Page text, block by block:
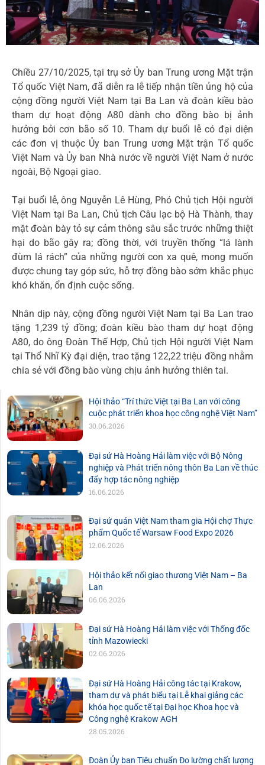
Chiều 27/10/2025, tại trụ sở Ủy ban Trung ương Mặt trận
Tổ quốc Việt Nam, đã diễn ra lễ tiếp nhận tiền ủng hộ của
cộng đồng người Việt Nam tại Ba Lan và đoàn kiều bào
tham dự hoạt động A80 dành cho đồng bào bị ảnh
hưởng bởi cơn bão số 10. Tham dự buổi lễ có đại diện
các đơn vị thuộc Ủy ban Trung ương Mặt trận Tổ quốc
Việt Nam và Ủy ban Nhà nước về người Việt Nam ở nước
ngoài, Bộ Ngoại giao.
Tại buổi lễ, ông Nguyễn Lê Hùng, Phó Chủ tịch Hội người
Việt Nam tại Ba Lan, Chủ tịch Câu lạc bộ Hà Thành, thay
mặt đoàn bày tỏ sự cảm thông sâu sắc trước những thiệt
hại do bão gây ra; đồng thời, với truyền thống “lá lành
đùm lá rách” của những người con xa quê, mong muốn
được chung tay góp sức, hỗ trợ đồng bào sớm khắc phục
khó khăn, ổn định cuộc sống.
Nhân dịp này, cộng đồng người Việt Nam tại Ba Lan trao
tặng 1,239 tỷ đồng; đoàn kiều bào tham dự hoạt động
A80, do ông Đoàn Thế Hợp, Chủ tịch Hội người Việt Nam
tại Thổ Nhĩ Kỳ đại diện, trao tặng 122,22 triệu đồng nhằm
chia sẻ với đồng bào vùng chịu ảnh hưởng thiên tai.
Hội thảo “Trí thức Việt tại Ba Lan với công
cuộc phát triển khoa học công nghệ Việt Nam”
30.06.2026
Đại sứ Hà Hoàng Hải làm việc với Bộ Nông
nghiệp và Phát triển nông thôn Ba Lan về thúc
đẩy hợp tác nông nghiệp
16.06.2026
Đại sứ quán Việt Nam tham gia Hội chợ Thực
phẩm Quốc tế Warsaw Food Expo 2026
12.06.2026
Hội thảo kết nối giao thương Việt Nam – Ba
Lan
06.06.2026
Đại sứ Hà Hoàng Hải làm việc với Thống đốc
tỉnh Mazowiecki
02.06.2026
Đại sứ Hà Hoàng Hải công tác tại Krakow,
tham dự và phát biểu tại Lễ khai giảng các
khóa học quốc tế tại Đại học Khoa học và
Công nghệ Krakow AGH
28.05.2026
Đoàn Ủy ban Tiêu chuẩn Đo lường chất lượng